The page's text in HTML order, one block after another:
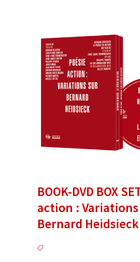
BOOK-DVD BOX
action :
Bernard Heidsieck